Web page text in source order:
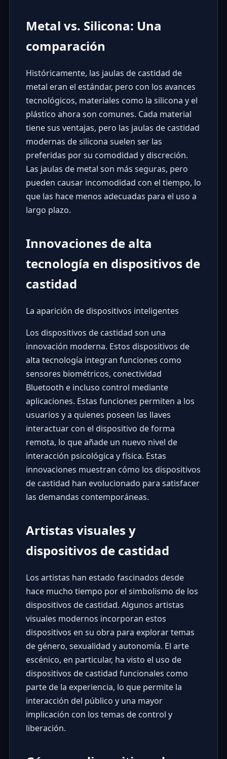
Metal vs. Silicona: Una
comparación
Históricamente, las jaulas de castidad de
metal eran el estándar, pero con los avances
tecnológicos, materiales como la silicona y el
plástico ahora son comunes. Cada material
tiene sus ventajas, pero las jaulas de castidad
modernas de silicona suelen ser las
preferidas por su comodidad y discreción.
Las jaulas de metal son más seguras, pero
pueden causar incomodidad con el tiempo, lo
que las hace menos adecuadas para el uso a
largo plazo.
Innovaciones de alta
tecnología en dispositivos de
castidad
La aparición de dispositivos inteligentes
Los dispositivos de castidad son una
innovación moderna. Estos dispositivos de
alta tecnología integran funciones como
sensores biométricos, conectividad
Bluetooth e incluso control mediante
aplicaciones. Estas funciones permiten a los
usuarios y a quienes poseen las llaves
interactuar con el dispositivo de forma
remota, lo que añade un nuevo nivel de
interacción psicológica y física. Estas
innovaciones muestran cómo los dispositivos
de castidad han evolucionado para satisfacer
las demandas contemporáneas.
Artistas visuales y
dispositivos de castidad
Los artistas han estado fascinados desde
hace mucho tiempo por el simbolismo de los
dispositivos de castidad. Algunos artistas
visuales modernos incorporan estos
dispositivos en su obra para explorar temas
de género, sexualidad y autonomía. El arte
escénico, en particular, ha visto el uso de
dispositivos de castidad funcionales como
parte de la experiencia, lo que permite la
interacción del público y una mayor
implicación con los temas de control y
liberación.